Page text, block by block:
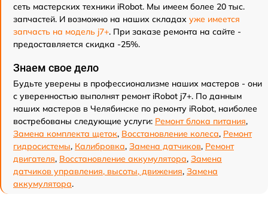
сеть мастерских техники iRobot. Мы имеем более 20 тыс.
запчастей. И возможно на наших складах уже имеется
запчасть на модель j7+. При заказе ремонта на сайте -
предоставляется скидка -25%.
Знаем свое дело
Будьте уверены в профессионализме наших мастеров - они
с уверенностью выполнят ремонт iRobot j7+. По данным
наших мастеров в Челябинске по ремонту iRobot, наиболее
востребованы следующие услуги: Ремонт блока питания,
Замена комплекта щеток, Восстановление колеса, Ремонт
гидросистемы, Калибровка, Замена датчиков, Ремонт
двигателя, Восстановление аккумулятора, Замена
датчиков управления, высоты, движения, Замена
аккумулятора.